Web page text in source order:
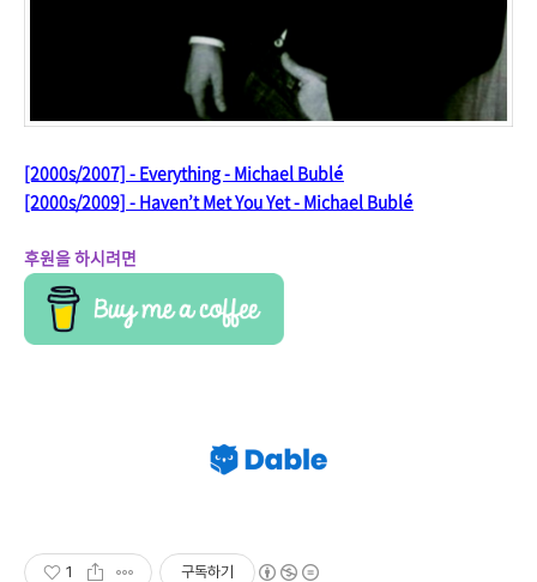
[2000s/2007] - Everything - Michael Bublé
[2000s/2009] - Haven’t Met You Yet - Michael Bublé
후원을 하시려면
1 구독하기